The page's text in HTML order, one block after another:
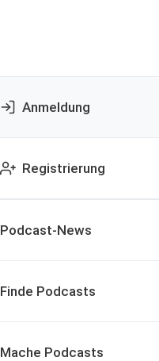
Anmeldung
Registrierung
Podcast-News
Finde Podcasts
Mache Podcasts